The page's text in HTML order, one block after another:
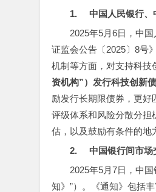
1. 中国人民银行
2025年5月6日，中
证监会公告〔2025〕8号
机制等方面，对支持科技
资机构”）发行科技创新
励发行长期限债券，更
评级体系和风险分散分担
估，以及鼓励有条件的地
2. 中国银行间市
2025年5月7日，中
知》”）。《通知》包括